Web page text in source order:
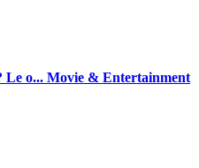
Le o... Movie & Entertainment